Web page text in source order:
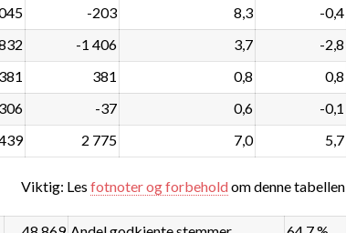
-203 8,3 -0,4
-1 406 3,7 -2,8
381 381 0,8 0,8
306 -37 0,6 -0,1
2 775 7,0 5,7
Viktig: Les fotnoter og forbeholdom denne tabellen